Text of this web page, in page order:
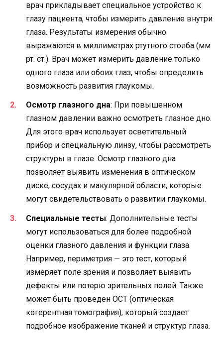
врач прикладывает специальное устройство к
глазу пациента, чтобы измерить давление внутри
глаза. Результаты измерения обычно
выражаются в миллиметрах ртутного столба (мм
рт. ст.). Врач может измерить давление только
одного глаза или обоих глаз, чтобы определить
возможность развития глаукомы.
Осмотр глазного дна: При повышенном
глазном давлении важно осмотреть глазное дно.
Для этого врач использует осветительный
прибор и специальную линзу, чтобы рассмотреть
структуры в глазе. Осмотр глазного дна
позволяет выявить изменения в оптическом
диске, сосудах и макулярной области, которые
могут свидетельствовать о развитии глаукомы.
Специальные тесты: Дополнительные тесты
могут использоваться для более подробной
оценки глазного давления и функции глаза.
Например, периметрия — это тест, который
измеряет поле зрения и позволяет выявить
дефекты или потерю зрительных полей. Также
может быть проведен OCT (оптическая
когерентная томография), который создает
подробное изображение тканей и структур глаза.